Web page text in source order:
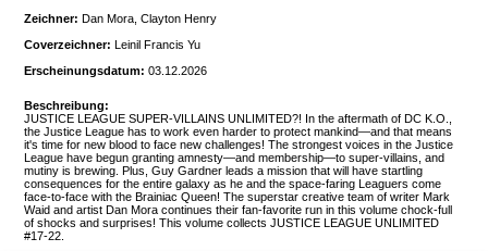
Zeichner: Dan Mora, Clayton Henry
Coverzeichner: Leinil Francis Yu
Erscheinungsdatum: 03.12.2026
Beschreibung:
JUSTICE LEAGUE SUPER-VILLAINS UNLIMITED?! In the aftermath of DC K.O.,
the Justice League has to work even harder to protect mankind—and that means
it's time for new blood to face new challenges! The strongest voices in the Justice
League have begun granting amnesty—and membership—to super-villains, and
mutiny is brewing. Plus, Guy Gardner leads a mission that will have startling
consequences for the entire galaxy as he and the space-faring Leaguers come
face-to-face with the Brainiac Queen! The superstar creative team of writer Mark
Waid and artist Dan Mora continues their fan-favorite run in this volume chock-full
of shocks and surprises! This volume collects JUSTICE LEAGUE UNLIMITED
#17-22.